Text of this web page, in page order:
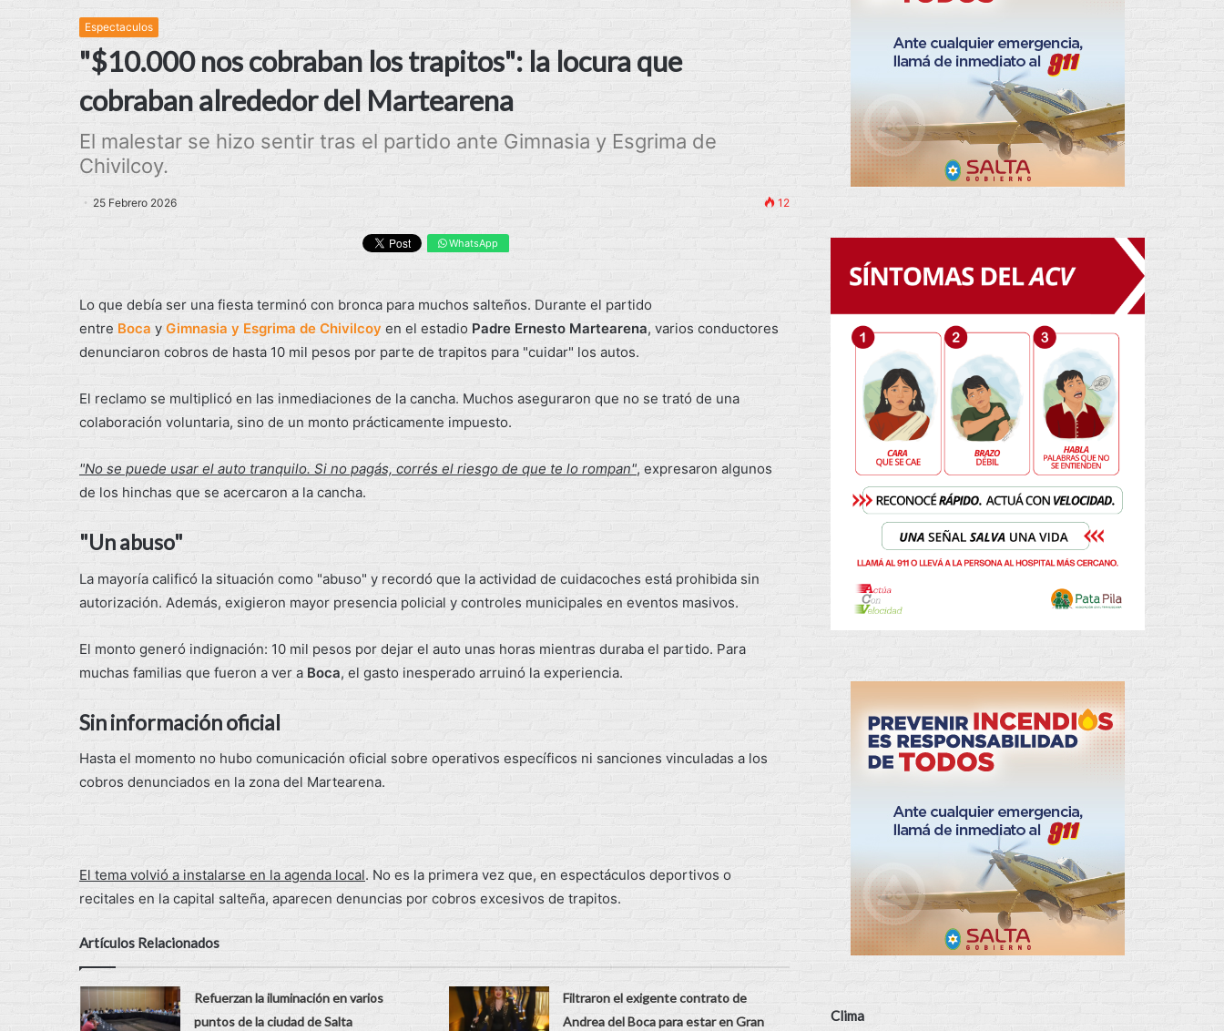
Espectaculos
"$10.000 nos cobraban los trapitos": la locura que
cobraban alrededor del Martearena
El malestar se hizo sentir tras el partido ante Gimnasia y Esgrima de
Chivilcoy.
25 Febrero 2026 12
WhatsApp
Lo que debía ser una fiesta terminó con bronca para muchos salteños. Durante el partido
entre Boca y Gimnasia y Esgrima de Chivilcoy en el estadio Padre Ernesto Martearena, varios conductores
denunciaron cobros de hasta 10 mil pesos por parte de trapitos para "cuidar" los autos.
El reclamo se multiplicó en las inmediaciones de la cancha. Muchos aseguraron que no se trató de una
colaboración voluntaria, sino de un monto prácticamente impuesto.
"No se puede usar el auto tranquilo. Si no pagás, corrés el riesgo de que te lo rompan", expresaron algunos
de los hinchas que se acercaron a la cancha.
"Un abuso"
La mayoría calificó la situación como "abuso" y recordó que la actividad de cuidacoches está prohibida sin
autorización. Además, exigieron mayor presencia policial y controles municipales en eventos masivos.
El monto generó indignación: 10 mil pesos por dejar el auto unas horas mientras duraba el partido. Para
muchas familias que fueron a ver a Boca, el gasto inesperado arruinó la experiencia.
Sin información oficial
Hasta el momento no hubo comunicación oficial sobre operativos específicos ni sanciones vinculadas a los
cobros denunciados en la zona del Martearena.
El tema volvió a instalarse en la agenda local. No es la primera vez que, en espectáculos deportivos o
recitales en la capital salteña, aparecen denuncias por cobros excesivos de trapitos.
Artículos Relacionados
Refuerzan la iluminación en varios
puntos de la ciudad de Salta
Filtraron el exigente contrato de
Andrea del Boca para estar en Gran
Clima